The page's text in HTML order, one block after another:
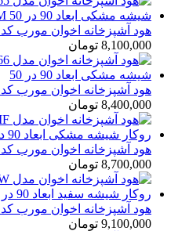
هود آشپزخانه اخوان مورب کد H65T
8,100,000 تومان
هود آشپزخانه اخوان مورب کد H66T
8,400,000 تومان
هود آشپزخانه اخوان مورب کد H66MF
8,700,000 تومان
هود آشپزخانه اخوان مورب کد H63W
9,100,000 تومان